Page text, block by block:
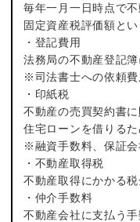
毎年一月一日時点で
固定資産税評価額と
・登記費用
法務局の不動産登記
※司法書士への依頼費
・印紙税
不動産の売買契約書に
住宅ローンを借りる
※融資手数料、保証
・不動産取得税
不動産取得にかかる税
・仲介手数料
不動産会社に支払う